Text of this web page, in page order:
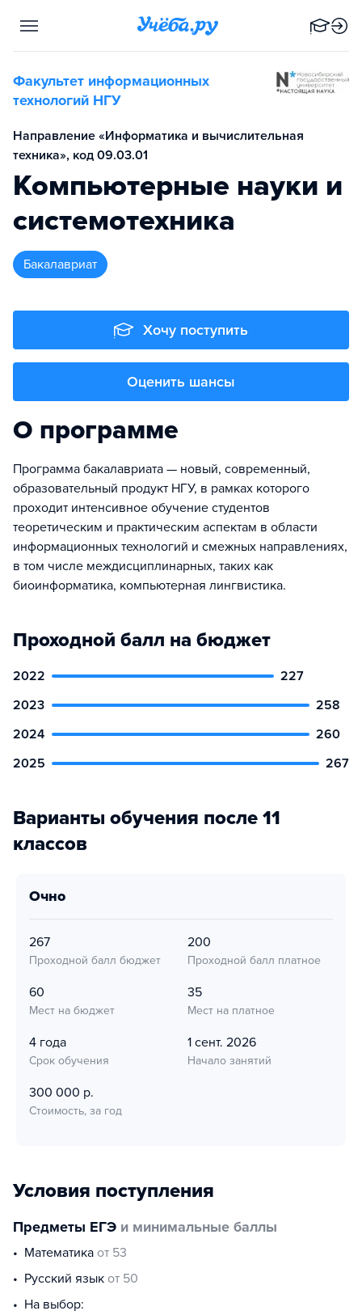
Факультет информационных
технологий НГУ
Направление «Информатика и вычислительная
техника», код 09.03.01
Компьютерные науки и
системотехника
бакалавриат
Хочу поступить
Оценить шансы
О программе
Программа бакалавриата — новый, современный,
образовательный продукт НГУ, в рамках которого
проходит интенсивное обучение студентов
теоретическим и практическим аспектам в области
информационных технологий и смежных направлениях,
в том числе междисциплинарных, таких как
биоинформатика, компьютерная лингвистика.
Проходной балл на бюджет
2022
227
2023
258
2024
260
2025
267
Варианты обучения после 11
классов
очно
267
Проходной балл бюджет
200
Проходной балл платное
60
Мест на бюджет
35
Мест на платное
4 года
Срок обучения
1 сент. 2026
Начало занятий
300 000 р.
Стоимость, за год
Условия поступления
Предметы ЕГЭ и минимальные баллы
математика от 53
русский язык от 50
На выбор: